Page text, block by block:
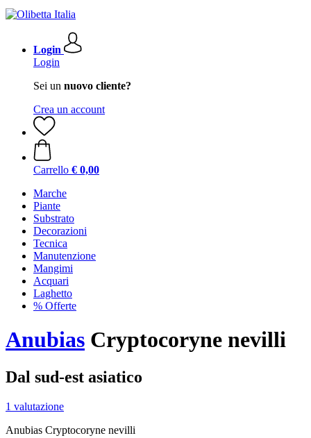
Login
Login
Sei un nuovo cliente?
Crea un account
Carrello € 0,00
Marche
Piante
Substrato
Decorazioni
Tecnica
Manutenzione
Mangimi
Acquari
Laghetto
% Offerte
Anubias Cryptocoryne nevilli
Dal sud-est asiatico
1 valutazione
Anubias Cryptocoryne nevilli